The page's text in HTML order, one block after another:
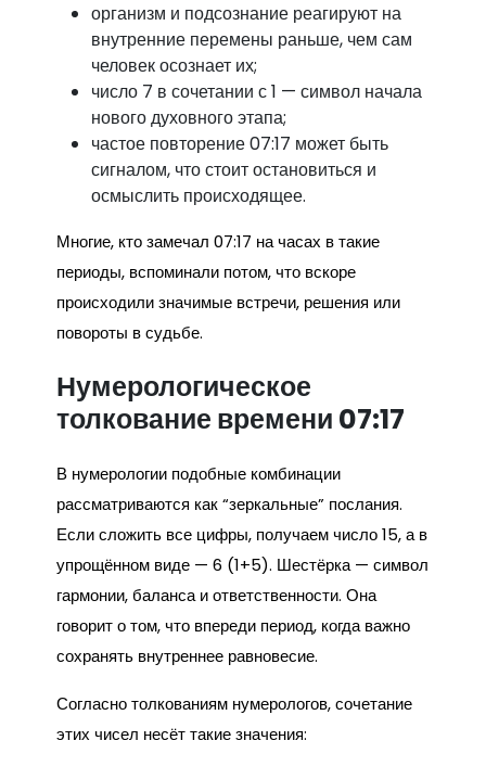
организм и подсознание реагируют на
внутренние перемены раньше, чем сам
человек осознает их;
число 7 в сочетании с 1 — символ начала
нового духовного этапа;
частое повторение 07:17 может быть
сигналом, что стоит остановиться и
осмыслить происходящее.
Многие, кто замечал 07:17 на часах в такие
периоды, вспоминали потом, что вскоре
происходили значимые встречи, решения или
повороты в судьбе.
Нумерологическое
толкование времени 07:17
В нумерологии подобные комбинации
рассматриваются как “зеркальные” послания.
Если сложить все цифры, получаем число 15, а в
упрощённом виде — 6 (1+5). Шестёрка — символ
гармонии, баланса и ответственности. Она
говорит о том, что впереди период, когда важно
сохранять внутреннее равновесие.
Согласно толкованиям нумерологов, сочетание
этих чисел несёт такие значения: